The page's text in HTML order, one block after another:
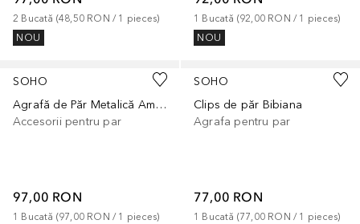
2 Bucată (48,50 RON / 1 pieces)
NOU
1 Bucată (92,00 RON / 1 pieces)
NOU
SOHO
Agrafă de Păr Metalică Amiya
Accesorii pentru par
97,00 RON
1 Bucată (97,00 RON / 1 pieces)
SOHO
Clips de păr Bibiana
Agrafa pentru par
77,00 RON
1 Bucată (77,00 RON / 1 pieces)